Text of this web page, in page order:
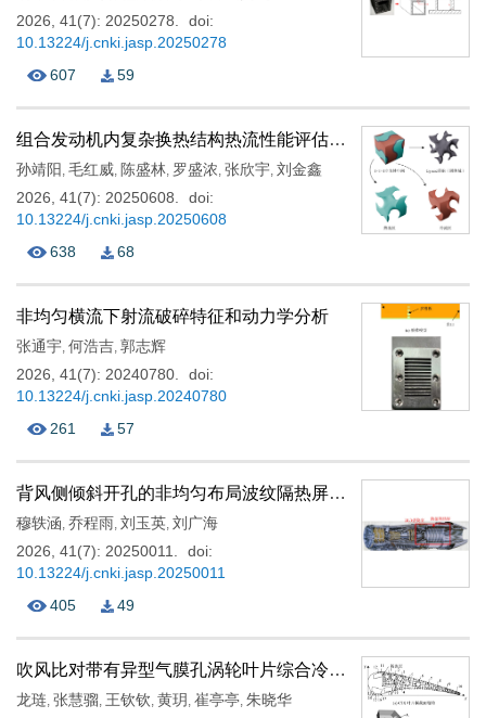
2026, 41(7): 20250278.
doi:
10.13224/j.cnki.jasp.20250278
607
59
组合发动机内复杂换热结构热流性能评估与快速预测方法
孙靖阳, 毛红威, 陈盛林, 罗盛浓, 张欣宇, 刘金鑫
2026, 41(7): 20250608.
doi:
10.13224/j.cnki.jasp.20250608
638
68
非均匀横流下射流破碎特征和动力学分析
张通宇, 何浩吉, 郭志辉
2026, 41(7): 20240780.
doi:
10.13224/j.cnki.jasp.20240780
261
57
背风侧倾斜开孔的非均匀布局波纹隔热屏气膜冷却特性研究
穆轶涵, 乔程雨, 刘玉英, 刘广海
2026, 41(7): 20250011.
doi:
10.13224/j.cnki.jasp.20250011
405
49
吹风比对带有异型气膜孔涡轮叶片综合冷却效率的影响
龙琏, 张慧骝, 王钦钦, 黄玥 , 崔亭亭, 朱晓华